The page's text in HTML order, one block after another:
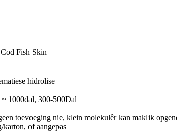
Fish Skin
hidrolise
1000dal, 300-500Dal
toevoeging nie, klein molekulêr kan maklik
karton, of aangepas